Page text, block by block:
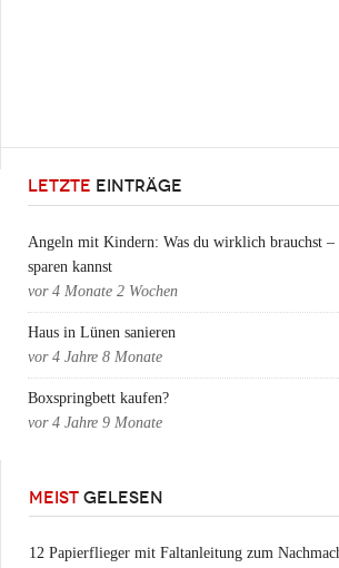
LETZTE EINTRÄGE
Angeln mit Kindern: Was du wirklich brauchst –
sparen kannst
vor 4 Monate 2 Wochen
Haus in Lünen sanieren
vor 4 Jahre 8 Monate
Boxspringbett kaufen?
vor 4 Jahre 9 Monate
MEIST GELESEN
12 Papierflieger mit Faltanleitung zum